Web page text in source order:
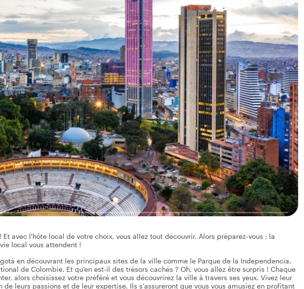
avec l'hôte local de votre choix, vous allez tout découvrir. Alors préparez-vous ; la
local vous attendent !
en découvrant les principaux sites de la ville comme le Parque de la Independencia,
de Colombie. Et qu'en est-il des trésors cachés ? Oh, vous allez être surpris ! Chaque
alors choisissez votre préféré et vous découvrirez la ville à travers ses yeux. Vivez leur
de leurs passions et de leur expertise. Ils s'assureront que vous vous amusiez en profitant